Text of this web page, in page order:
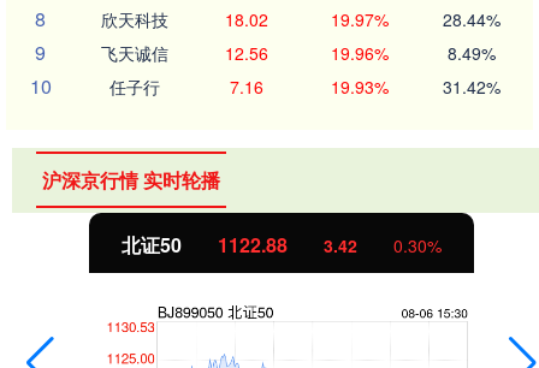
8 欣天科技 18.02 19.97% 28.44%
9 飞天诚信 12.56 19.96% 8.49%
10 任子行 7.16 19.93% 31.42%
沪深京行情 实时轮播
北证50 1122.88 3.42 0.30%